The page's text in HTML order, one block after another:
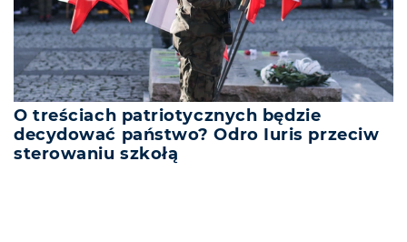
O treściach patriotycznych będzie
decydować państwo? Odro Iuris przeciw
sterowaniu szkołą